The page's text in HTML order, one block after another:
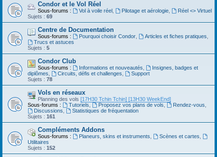
Condor et le Vol Réel
Sous-forums : Vol à voile réel, Pilotage et aérologie,
Réel <> Virtuel
Sujets : 69
Centre de Documentation
Sous-forums : Pourquoi choisir Condor, Articles et fiches pratiques
Trucs et astuces
Sujets : 5
Condor Club
Sous-forums : Informations et nouveautés
Insignes, badges et
diplômes
Circuits, défis et challenges
Support
Sujets : 78
Vols en réseaux
Planning des vols [17H30 Tchin Tchin] [13H30 WeekEnd]
Sous-forums :
Tutoriels Proposez vos plans de vols Rendez-vous
Discussions
Statistiques de fréquentation
Sujets : 161
Compléments Addons
Sous-forums : Planeurs, skins et instruments Scènes et cartes
Utilitaires
Sujets : 152